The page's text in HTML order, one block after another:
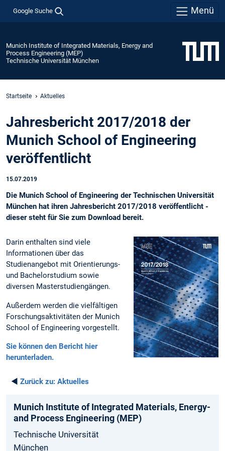
Google Suche Menü
Munich Institute of Integrated Materials, Energy and
Process Engineering (MEP)
Technische Universität München
Startseite Aktuelles
Jahresbericht 2017/2018 der
Munich School of Engineering
veröffentlicht
15.07.2019
Die Munich School of Engineering der Technischen Universität
München hat ihren Jahresbericht 2017/2018 veröffentlicht -
dieser steht für Sie zum Download bereit.
Darin enthalten sind viele
Informationen über das
Studienangebot mit Orientierungs-
und Bachelorstudium sowie
diversen Masterstudiengängen.
Außerdem werden die vielfältigen
Forschungsaktivitäten der Munich
School of Engineering vorgestellt.
Sie können den Bericht hier
herunterladen.
◄ Zurück zu: Aktuelles
Munich­ Institute­ of Integrated­ Materials­, Energy­
and­ Process­ Engineering­ (MEP)
Technische Universität
München